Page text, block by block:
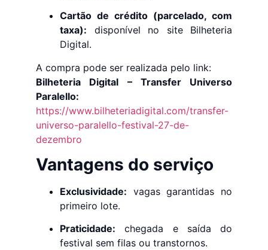
Cartão de crédito (parcelado, com
taxa): disponível no site Bilheteria
Digital.
A compra pode ser realizada pelo link:
Bilheteria Digital – Transfer Universo
Paralello:
https://www.bilheteriadigital.com/transfer-
universo-paralello-festival-27-de-
dezembro
Vantagens do serviço
Exclusividade: vagas garantidas no
primeiro lote.
Praticidade: chegada e saída do
festival sem filas ou transtornos.